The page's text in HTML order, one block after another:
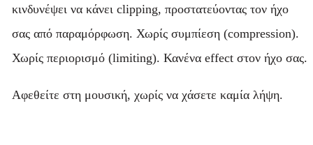
κινδυνέψει να κάνει clipping, προστατεύοντας τον ήχο
σας από παραμόρφωση. Χωρίς συμπίεση (compression).
Χωρίς περιορισμό (limiting). Κανένα effect στον ήχο σας.
Αφεθείτε στη μουσική, χωρίς να χάσετε καμία λήψη.